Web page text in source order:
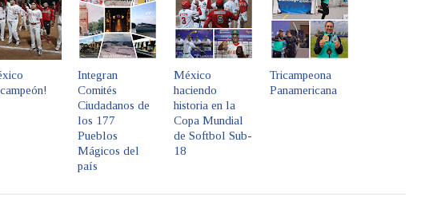
Integran
Comités
Ciudadanos de
los 177
Pueblos
Mágicos del
país
México
haciendo
historia en la
Copa Mundial
de Softbol Sub-
18
Tricampeona
Panamericana